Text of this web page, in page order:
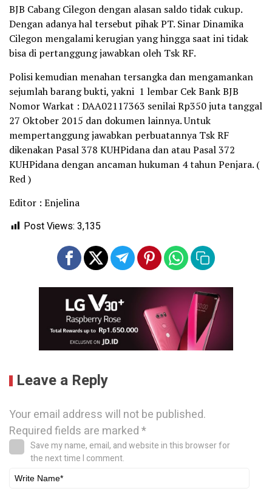
BJB Cabang Cilegon dengan alasan saldo tidak cukup.
Dengan adanya hal tersebut pihak PT. Sinar Dinamika
Cilegon mengalami kerugian yang hingga saat ini tidak
bisa di pertanggung jawabkan oleh Tsk RF.
Polisi kemudian menahan tersangka dan mengamankan
sejumlah barang bukti, yakni 1 lembar Cek Bank BJB
Nomor Warkat : DAA02117363 senilai Rp350 juta tanggal
27 Oktober 2015 dan dokumen lainnya. Untuk
mempertanggung jawabkan perbuatannya Tsk RF
dikenakan Pasal 378 KUHPidana dan atau Pasal 372
KUHPidana dengan ancaman hukuman 4 tahun Penjara. (
Red )
Editor : Enjelina
Post Views: 3,135
Leave a Reply
Your email address will not be published.
Required fields are marked*
Save my name, email, and website in this browser for
the next time I comment.